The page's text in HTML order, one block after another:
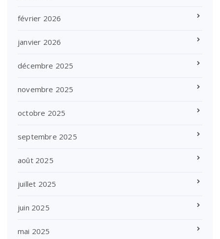
février 2026
janvier 2026
décembre 2025
novembre 2025
octobre 2025
septembre 2025
août 2025
juillet 2025
juin 2025
mai 2025